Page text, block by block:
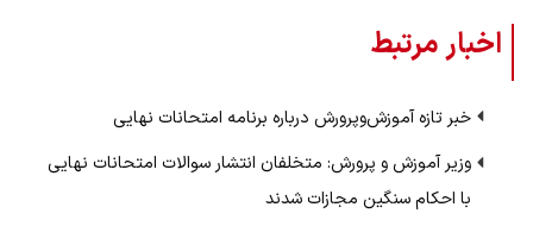
اخبار مرتبط
خبر تازه آموزش‌وپرورش درباره برنامه امتحانات نهایی
وزیر آموزش و پرورش: متخلفان انتشار سوالات امتحانات نهایی
با احکام سنگین مجازات شدند